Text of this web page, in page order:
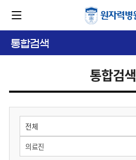
본문으로 가기
주메뉴로 가기
카피라이트로 가기
통합검색
통합검색